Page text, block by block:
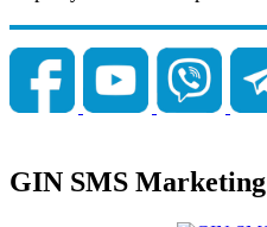
GIN SMS Marketing